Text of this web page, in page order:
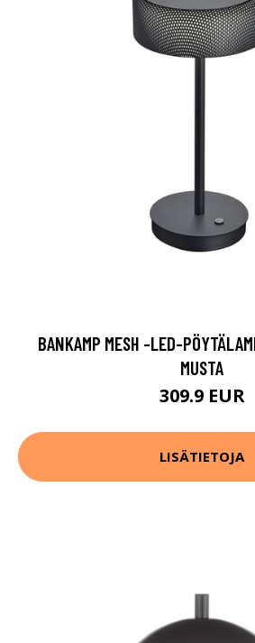
BANKAMP MESH -LED-
MUSTA
309.9 EUR
LISÄTIETOJA